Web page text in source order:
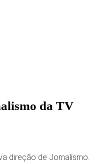
da TV
direção de Jornalismo.